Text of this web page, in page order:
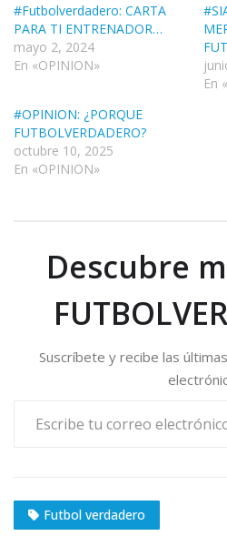
#Futbolverdadero: CARTA
PARA TI ENTRENADOR…
mayo 2, 2024
En «OPINION»
En
#OPINION: ¿PORQUE
FUTBOLVERDADERO?
octubre 10, 2025
En «OPINION»
Descubre
Suscríbete y recibe las
Futbol verdadero